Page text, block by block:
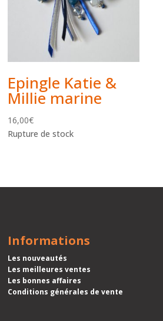
Epingle Katie &
Millie marine
16,00€
Rupture de stock
Informations
Les nouveautés
Les meilleures ventes
Les bonnes affaires
Conditions générales de vente